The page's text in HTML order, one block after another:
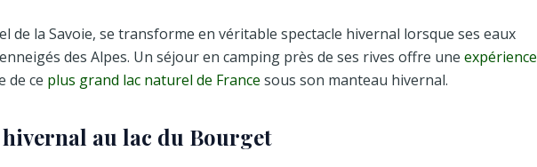
de la Savoie, se transforme en véritable spectacle hivernal lorsque ses eaux
des Alpes. Un séjour en camping près de ses rives offre une expérience
de ce plus grand lac naturel de France sous son manteau hivernal.
au lac du Bourget